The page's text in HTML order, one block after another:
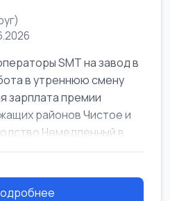
SMT на завод в
в утреннюю смену
зарплата премии
районов Чистое и
Немедленный в...